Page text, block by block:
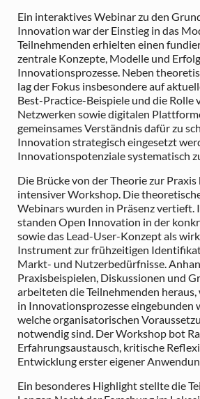
Ein interaktives Webinar zu den
Innovation war der Einstieg in das
Teilnehmenden erhielten einen
zentrale Konzepte, Modelle und
Innovationsprozesse. Neben
lag der Fokus insbesondere auf
Best-Practice-Beispiele und die Rolle
Netzwerken sowie digitalen
gemeinsames Verständnis dafür zu
Innovation strategisch eingesetzt
Innovationspotenziale systematisch
Die Brücke von der Theorie zur
intensiver Workshop. Die
Webinars wurden in Präsenz
standen Open Innovation in der
sowie das Lead-User-Konzept als
Instrument zur frühzeitigen
Markt- und Nutzerbedürfnisse.
Praxisbeispielen, Diskussionen und
arbeiteten die Teilnehmenden
in Innovationsprozesse eingebunden
welche organisatorischen
notwendig sind. Der Workshop bot
Erfahrungsaustausch, kritische
Entwicklung erster eigener
Ein besonderes Highlight stellte die